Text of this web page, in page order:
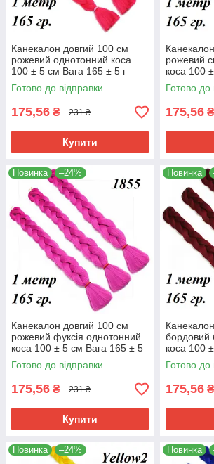
Канекалон довгий 100 см
рожевий однотонний коса
100 ± 5 см Вага 165 ± 5 г
Термостійкий Pink100
Готово до відправки
175,56 ₴ 231 ₴
Купити
рожевий
коса 100
г
Готово до
175,56 ₴
Новинка –24%
Канекалон довгий 100 см
рожевий фуксія однотонний
коса 100 ± 5 см Вага 165 ± 5
г Термостійкий 1855/100
Готово до відправки
175,56 ₴ 231 ₴
Купити
Новинка
бордовий
коса 100
г
Готово до
175,56 ₴
Новинка –24% Новинка